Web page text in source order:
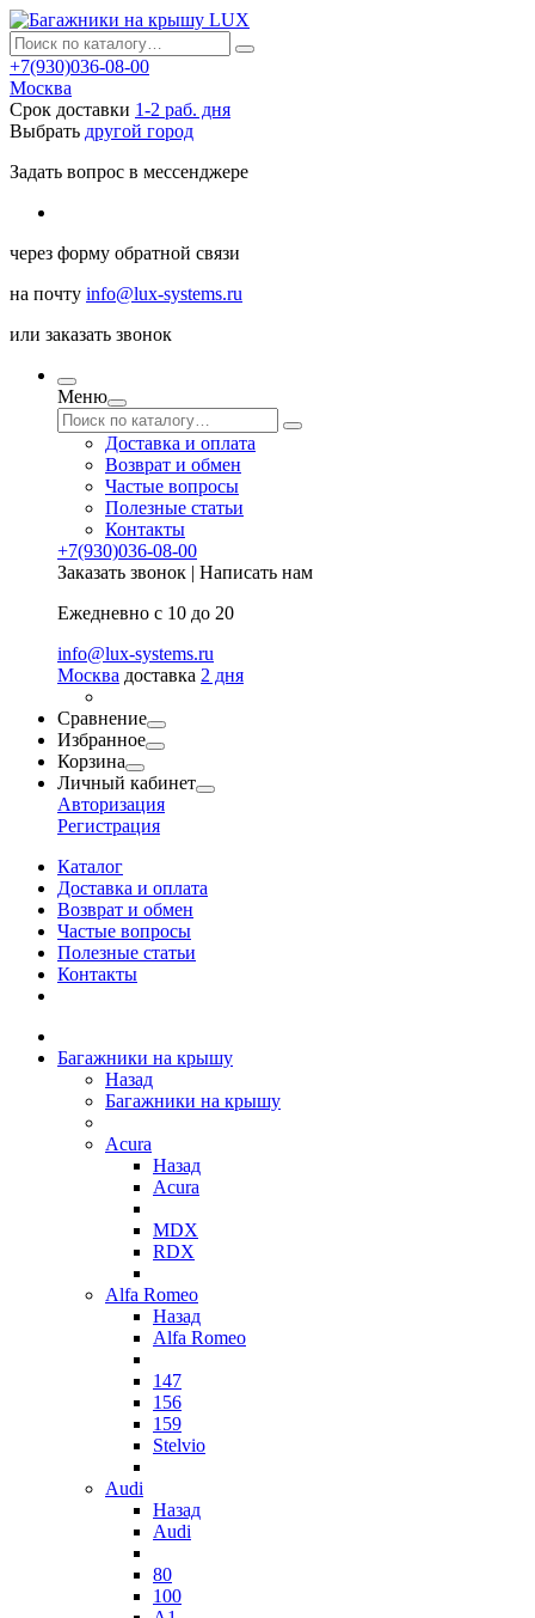
+7(930)036-08-00
Москва
Срок доставки 1-2 раб. дня
Выбрать другой город
Задать вопрос в мессенджере
через форму обратной связи
на почту info@lux-systems.ru
или заказать звонок
Меню
Доставка и оплата
Возврат и обмен
Частые вопросы
Полезные статьи
Контакты
+7(930)036-08-00
Заказать звонок | Написать нам
Ежедневно с 10 до 20
info@lux-systems.ru
Москва доставка 2 дня
Сравнение
Избранное
Корзина
Личный кабинет
Авторизация
Регистрация
Каталог
Доставка и оплата
Возврат и обмен
Частые вопросы
Полезные статьи
Контакты
Багажники на крышу
Назад
Багажники на крышу
Acura
Назад
Acura
MDX
RDX
Alfa Romeo
Назад
Alfa Romeo
147
156
159
Stelvio
Audi
Назад
Audi
80
100